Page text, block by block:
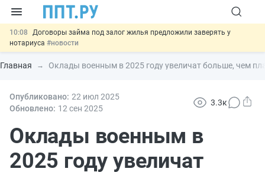
10:08
Договоры займа под залог жилья предложили заверять у
нотариуса #новости
00:01
10 августа: важные документы, вступающие в силу сегодня
#новости
07.08 Дистанционную работу беременных пропишут в ТК РФ #новости
отношений
Главная Оклады военным в 2025 году увеличат больше, чем
Опубликовано: 22 июл 2025
Обновлено: 12 сен 2025
3.3к
Оклады военным в
2025 году увеличат